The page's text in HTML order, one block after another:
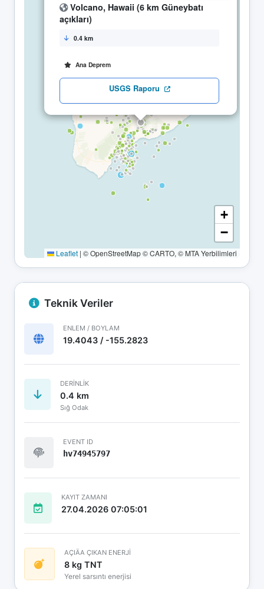
Volcano, Hawaii (6 km Güneybatı
açıkları)
0.4 km
Ana Deprem
USGS Raporu
+
−
Leaflet | © OpenStreetMap © CARTO, © MTA Yerbilimleri
Teknik Veriler
ENLEM / BOYLAM
19.4043 / -155.2823
DERINLIK
0.4 km
Sığ Odak
EVENT ID
hv74945797
KAYIT ZAMANI
27.04.2026 07:05:01
AÇIÄA ÇIKAN ENERJİ
8 kg TNT
Yerel sarsıntı enerjisi